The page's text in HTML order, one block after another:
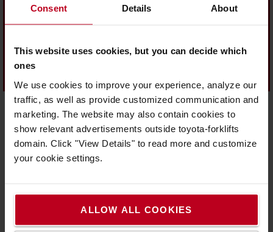
Consent Details About
This website uses cookies, but you can decide which
ones
We use cookies to improve your experience, analyze our
traffic, as well as provide customized communication and
marketing. The website may also contain cookies to
show relevant advertisements outside toyota-forklifts
domain. Click "View Details" to read more and customize
your cookie settings.
ALLOW ALL COOKIES
Targoncáink, megoldásaink és folyamataink
fejlesztésére irányuló valamennyi
elsődleges cél áll: a logisztikai tevékenységek
biztonságának biztosítása.
Biztonsági jövőképünk
Stratégiai fenntarthatósági
kötelezettségvállalásaink
Napi működésünkbe és vállalati kultúránkba szervesen
elveket. Az aktuális adatok elemzése, a vezetői
tapasztalatok és az érintettek elvárásai alapján
egyértelmű célkitűzéseket határozunk meg a hosszú